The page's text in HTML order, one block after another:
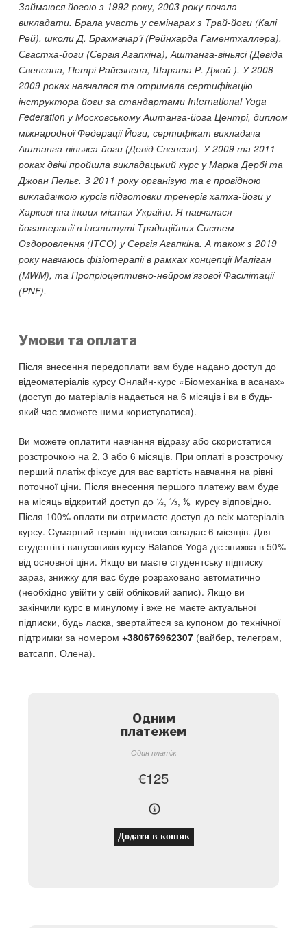
Займаюся йогою з 1992 року, 2003 року почала
викладати. Брала участь у семінарах з Трай-йоги (Калі
Рей), школи Д. Брахмачар’ї (Рейнхарда Гаментхаллера),
Свастха-йоги (Сергія Агапкіна), Аштанга-віньясі (Девіда
Свенсона, Петрі Райсянена, Шарата Р. Джой ). У 2008–
2009 роках навчалася та отримала сертифікацію
інструктора йоги за стандартами International Yoga
Federation у Московському Аштанга-йога Центрі, диплом
міжнародної Федерації Йоги, сертифікат викладача
Аштанга-віньяса-йоги (Девід Свенсон). У 2009 та 2011
роках двічі пройшла викладацький курс у Марка Дербі та
Джоан Пельє. З 2011 року організую та є провідною
викладачкою курсів підготовки тренерів хатха-йоги у
Харкові та інших містах України. Я навчалася
йогатерапії в Інституті Традиційних Систем
Оздоровлення (ІТСО) у Сергія Агапкіна. А також з 2019
року навчаюсь фізіотерапії в рамках концепції Маліган
(MWM), та Пропріоцептивно-нейром’язової Фасілітації
(PNF).
Умови та оплата
Після внесення передоплати вам буде надано доступ до
відеоматеріалів курсу Онлайн-курс «Біомеханіка в асанах»
(доступ до матеріалів надається на 6 місяців і ви в будь-
який час зможете ними користуватися).
Ви можете оплатити навчання відразу або скористатися
розстрочкою на 2, 3 або 6 місяців. При оплаті в розстрочку
перший платіж фіксує для вас вартість навчання на рівні
поточної ціни. Після внесення першого платежу вам буде
на місяць відкритий доступ до ½, ⅓, ⅙ курсу відповідно.
Після 100% оплати ви отримаєте доступ до всіх матеріалів
курсу. Сумарний термін підписки складає 6 місяців. Для
студентів і випускників курсу Balance Yoga діє знижка в 50%
від основної ціни. Якщо ви маєте студентську підписку
зараз, знижку для вас буде розраховано автоматично
(необхідно увійти у свій обліковий запис). Якщо ви
закінчили курс в минулому і вже не маєте актуальної
підписки, будь ласка, звертайтеся за купоном до технічної
підтримки за номером+380676962307 (вайбер, телеграм,
ватсапп, Олена).
Одним
платежем
Один платіж
€125
Додати в кошик